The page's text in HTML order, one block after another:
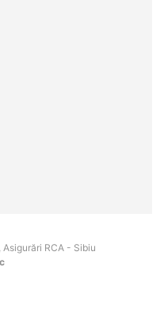
RCA - Sibiu